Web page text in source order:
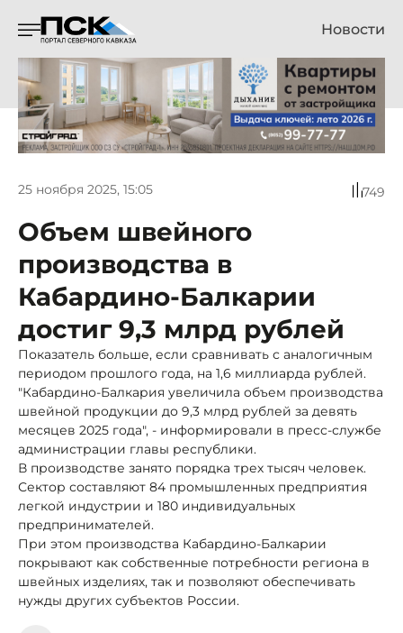
Новости
25 ноября 2025, 15:05 749
Объем швейного
производства в
Кабардино-Балкарии
достиг 9,3 млрд рублей
Показатель больше, если сравнивать с аналогичным
периодом прошлого года, на 1,6 миллиарда рублей.
"Кабардино-Балкария увеличила объем производства
швейной продукции до 9,3 млрд рублей за девять
месяцев 2025 года", - информировали в пресс-службе
администрации главы республики.
В производстве занято порядка трех тысяч человек.
Сектор составляют 84 промышленных предприятия
легкой индустрии и 180 индивидуальных
предпринимателей.
При этом производства Кабардино-Балкарии
покрывают как собственные потребности региона в
швейных изделиях, так и позволяют обеспечивать
нужды других субъектов России.